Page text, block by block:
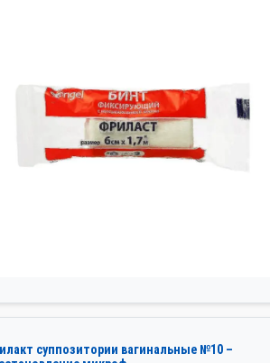
суппозитории вагинальные №10 –